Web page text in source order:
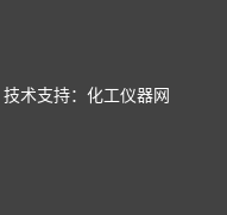
技术支持： 化工仪器网